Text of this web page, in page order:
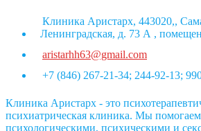
Клиника Аристарх, 443020,,
Ленинградская, д. 73 А ,
aristarhh63@gmail.com
+7 (846) 267-21-34; 244-92-13;
Клиника Аристарх - это
психиатрическая клиника. Мы
психологическими, психическими и